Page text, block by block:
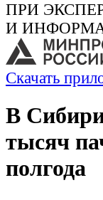
ПРИ
И
Скачать
В
тысяч
полгода